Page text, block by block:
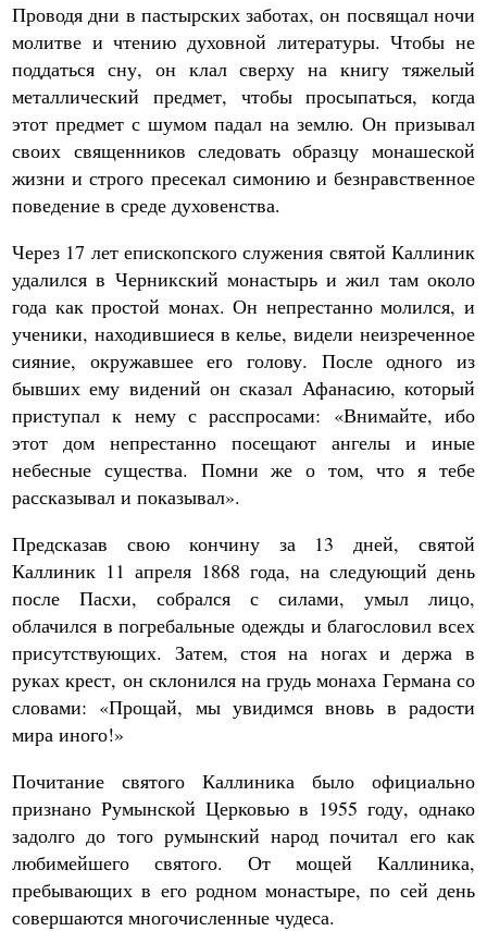
Проводя дни в пастырских заботах, он посвящал ночи
молитве и чтению духовной литературы. Чтобы не
поддаться сну, он клал сверху на книгу тяжелый
металлический предмет, чтобы просыпаться, когда
этот предмет с шумом падал на землю. Он призывал
своих священников следовать образцу монашеской
жизни и строго пресекал симонию и безнравственное
поведение в среде духовенства.
Через 17 лет епископского служения святой Каллиник
удалился в Черникский монастырь и жил там около
года как простой монах. Он непрестанно молился, и
ученики, находившиеся в келье, видели неизреченное
сияние, окружавшее его голову. После одного из
бывших ему видений он сказал Афанасию, который
приступал к нему с расспросами: «Внимайте, ибо
этот дом непрестанно посещают ангелы и иные
небесные существа. Помни же о том, что я тебе
рассказывал и показывал».
Предсказав свою кончину за 13 дней, святой
Каллиник 11 апреля 1868 года, на следующий день
после Пасхи, собрался с силами, умыл лицо,
облачился в погребальные одежды и благословил всех
присутствующих. Затем, стоя на ногах и держа в
руках крест, он склонился на грудь монаха Германа со
словами: «Прощай, мы увидимся вновь в радости
мира иного!»
Почитание святого Каллиника было официально
признано Румынской Церковью в 1955 году, однако
задолго до того румынский народ почитал его как
любимейшего святого. От мощей Каллиника,
пребывающих в его родном монастыре, по сей день
совершаются многочисленные чудеса.